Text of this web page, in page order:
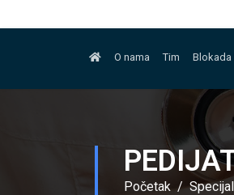
O nama Tim
Početak